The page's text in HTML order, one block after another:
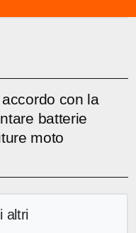
con la
batterie
moto
altri